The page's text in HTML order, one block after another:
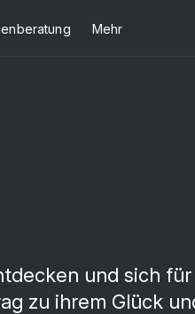
Mehr
und sich
zu ihrem Glück